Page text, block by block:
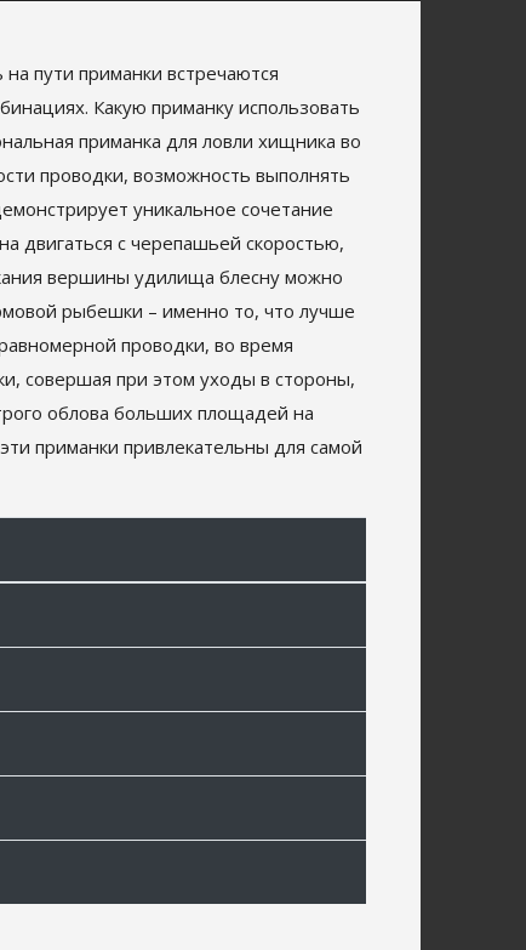
пути приманки встречаются
Какую приманку использовать
приманка для ловли хищника во
проводки, возможность выполнять
уникальное сочетание
двигаться с черепашьей скоростью,
вершины удилища блесну можно
рыбешки – именно то, что лучше
проводки, во время
совершая при этом уходы в стороны,
облова больших площадей на
приманки привлекательны для самой